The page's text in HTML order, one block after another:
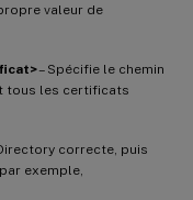
valeur de
– Spécifie le chemin
tous les certificats
correcte, puis
exemple,